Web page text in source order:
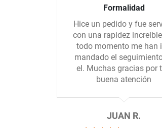
Formalidad
Hice un pedido y fue
con una rapidez
todo momento me han
mandado el
el. Muchas gracias por
buena atención
JUAN R.